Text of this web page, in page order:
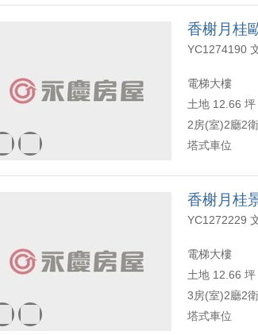
香榭月桂
電梯大樓
土地 12.66 坪
2房(室)2廳2衛
塔式車位
香榭月桂
電梯大樓
土地 12.66 坪
3房(室)2廳2衛
塔式車位